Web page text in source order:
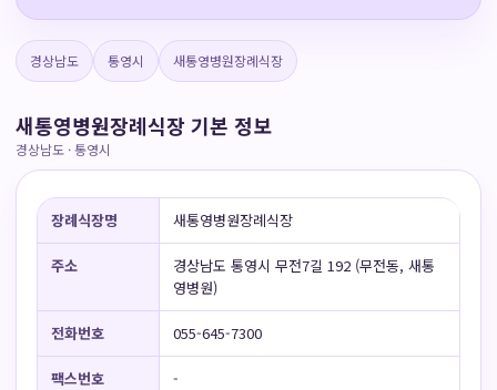
경상남도 통영시 새통영병원장례식장
새통영병원장례식장 기본 정보
경상남도 · 통영시
장례식장명 새통영병원장례식장
주소
경상남도 통영시 무전7길 192 (무전동, 새통
영병원)
전화번호 055-645-7300
팩스번호 -